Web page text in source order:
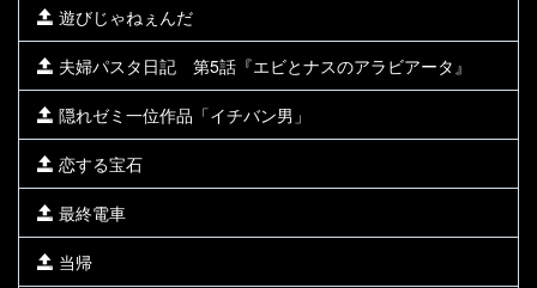
遊びじゃねぇんだ
夫婦パスタ日記 第5話『エビとナスのアラビアータ』
隠れゼミ一位作品「イチバン男」
恋する宝石
最終電車
当帰